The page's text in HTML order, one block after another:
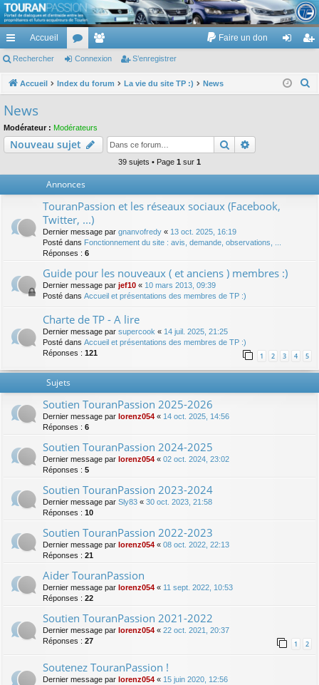
TouranPassion
Le forum des propriétaires ou futurs acquéreurs du Volkswagen Touran
cc
ès
pi
de
Accueil
or
u
e
m
Faire un don
ne nr
Rechercher Connexion S’enregistrer
Accueil Index du forum La vie du site TP :) News
c
News
Modérateur : Modérateurs
Nouveau sujet Rechercher
39 sujets • Page 1 sur 1
Annonces
TouranPassion et les réseaux sociaux (Facebook,
Twitter, ...)
Dernier message par gnanvofredy « 13 oct. 2025, 16:19
Posté dans Fonctionnement du site : avis, demande, observations, ...
Réponses : 6
Guide pour les nouveaux ( et anciens ) membres :)
Dernier message par jef10 « 10 mars 2013, 09:39
Posté dans Accueil et présentations des membres de TP :)
Charte de TP - A lire
Dernier message par supercook « 14 juil. 2025, 21:25
Posté dans Accueil et présentations des membres de TP :)
Réponses : 121 1 2 3 4 5
Sujets
Soutien TouranPassion 2025-2026
Dernier message par lorenz054 « 14 oct. 2025, 14:56
Réponses : 6
Soutien TouranPassion 2024-2025
Dernier message par lorenz054 « 02 oct. 2024, 23:02
Réponses : 5
Soutien TouranPassion 2023-2024
Dernier message par Sly83 « 30 oct. 2023, 21:58
Réponses : 10
Soutien TouranPassion 2022-2023
Dernier message par lorenz054 « 08 oct. 2022, 22:13
Réponses : 21
Aider TouranPassion
Dernier message par lorenz054 « 11 sept. 2022, 10:53
Réponses : 22
Soutien TouranPassion 2021-2022
Dernier message par lorenz054 « 22 oct. 2021, 20:37
Réponses : 27 1 2
Soutenez TouranPassion !
Dernier message par lorenz054 « 15 juin 2020, 12:56